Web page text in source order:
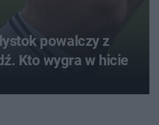
powalczy z
Kto wygra w hicie